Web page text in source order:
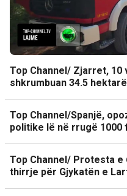
Top Channel/ Zjarret,
shkrumbuan 34.5
Top Channel/Spanjë,
politike lë në rrugë 1000
Top Channel/ Protesta
thirrje për Gjykatën e